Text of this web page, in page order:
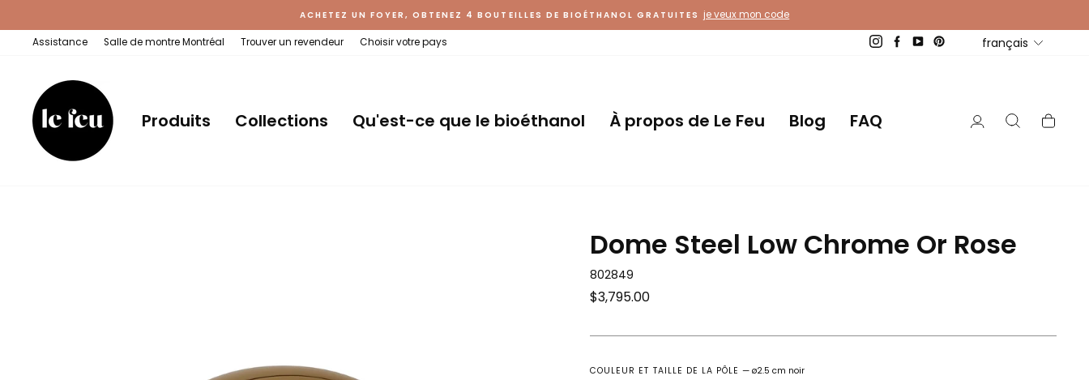
contenu
ACHETEZ UN FOYER, OBTENEZ 4 BOUTEILLES DE BIOÉTHANOL GRATUITES je veux mon code
Assistance Salle de montre Montréal Trouver un revendeur Choisir votre pays Instagram
FacebookYouTubePinterestLangue
français
Produits Collections Qu'est-ce que le bioéthanol À propos de Le Feu Blog FAQ Se connecter
Dome Steel Low Chrome Or Rose
802849
Prix
$3,795.00
COULEUR ET TAILLE DE LA PÔLE—ø2.5 cm noir